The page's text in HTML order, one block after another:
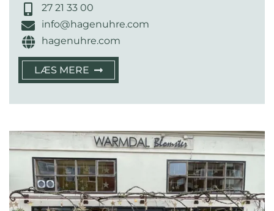
27 21 33 00
info@hagenuhre.com
hagenuhre.com
LÆS MERE